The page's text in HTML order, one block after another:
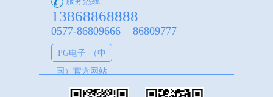
13868868888
0577-86809666 86809777
PG电子·（中
国）官方网站